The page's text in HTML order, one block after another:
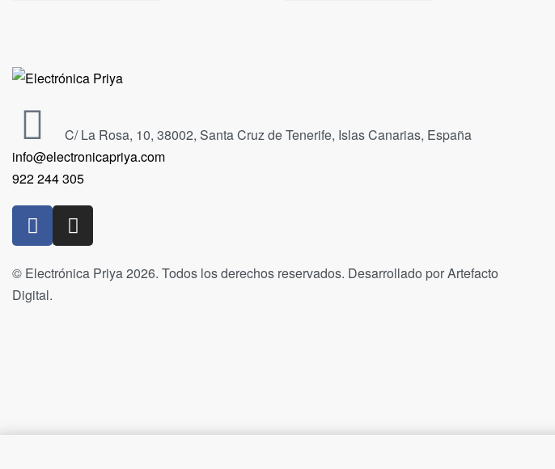
C/ La Rosa, 10, 38002, Santa Cruz de Tenerife, Islas Canarias, España
info@electronicapriya.com
922 244 305
© Electrónica Priya 2026. Todos los derechos reservados. Desarrollado por Artefacto
Digital.